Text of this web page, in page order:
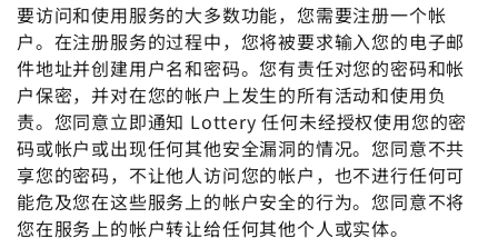
要访问和使用服务的大多数功能，您需要注册一个帐
户。在注册服务的过程中，您将被要求输入您的电子邮
件地址并创建用户名和密码。您有责任对您的密码和帐
户保密，并对在您的帐户上发生的所有活动和使用负
责。您同意立即通知 Lottery 任何未经授权使用您的密
码或帐户或出现任何其他安全漏洞的情况。您同意不共
享您的密码，不让他人访问您的帐户，也不进行任何可
能危及您在这些服务上的帐户安全的行为。您同意不将
您在服务上的帐户转让给任何其他个人或实体。